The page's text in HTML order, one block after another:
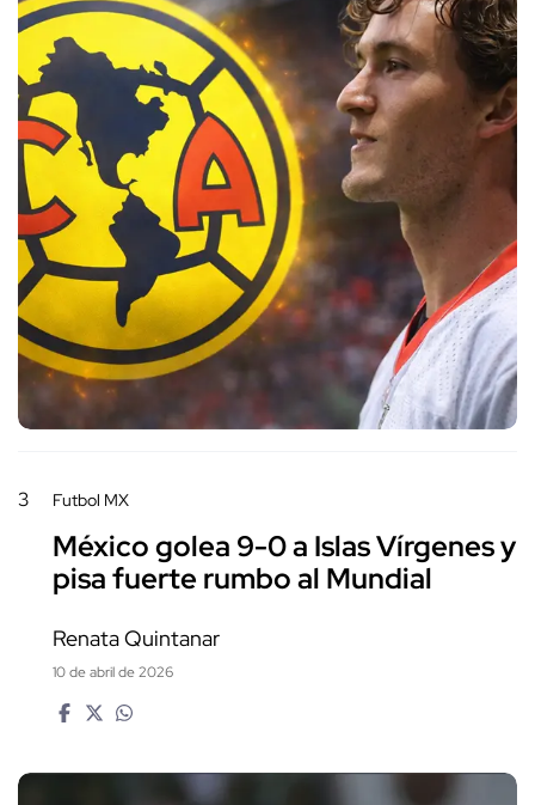
3 Futbol MX
México golea 9-0 a Islas Vírgenes y
pisa fuerte rumbo al Mundial
Renata Quintanar
10 de abril de 2026